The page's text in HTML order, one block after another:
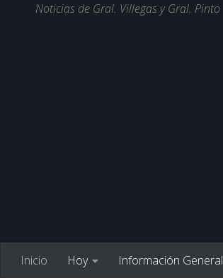
Noticias de Gral. Villegas y Gral. Pinto
Inicio Hoy Información General